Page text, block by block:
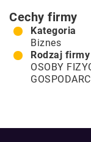
Cechy firmy
Kategoria
Biznes
Rodzaj firmy
OSOBY